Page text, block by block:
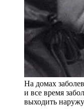
На домах
и все время
выходить